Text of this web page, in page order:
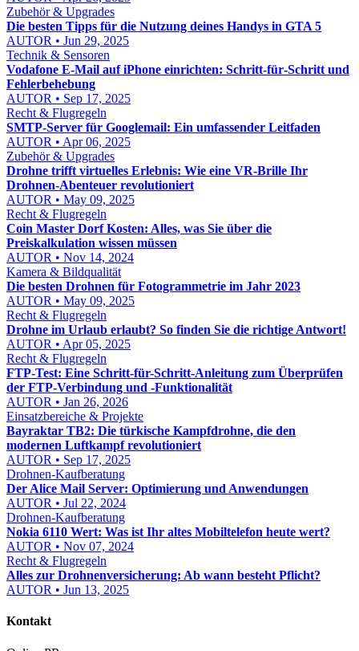
Zubehör & Upgrades
Die besten Tipps für die Nutzung deines Handys in GTA 5
AUTOR • Jun 29, 2025
Technik & Sensoren
Vodafone E‑Mail auf iPhone einrichten: Schritt‑für‑Schritt und
Fehlerbehebung
AUTOR • Sep 17, 2025
Recht & Flugregeln
SMTP-Server für Googlemail: Ein umfassender Leitfaden
AUTOR • Apr 06, 2025
Zubehör & Upgrades
Drohne trifft virtuelles Erlebnis: Wie eine VR-Brille Ihr
Drohnen-Abenteuer revolutioniert
AUTOR • May 09, 2025
Recht & Flugregeln
Coin Master Dorf Kosten: Alles, was Sie über die
Preiskalkulation wissen müssen
AUTOR • Nov 14, 2024
Kamera & Bildqualität
Die besten Drohnen für Fotogrammetrie im Jahr 2023
AUTOR • May 09, 2025
Recht & Flugregeln
Drohne im Urlaub erlaubt? So finden Sie die richtige Antwort!
AUTOR • Apr 05, 2025
Recht & Flugregeln
FTP-Test: Eine Schritt-für-Schritt-Anleitung zum Überprüfen
der FTP-Verbindung und -Funktionalität
AUTOR • Jan 26, 2026
Einsatzbereiche & Projekte
Bayraktar TB2: Die türkische Kampfdrohne, die den
modernen Luftkampf revolutioniert
AUTOR • Sep 17, 2025
Drohnen-Kaufberatung
Der Alice Mail Server: Optimierung und Anwendungen
AUTOR • Jul 22, 2024
Drohnen-Kaufberatung
Nokia 6110 Wert: Was ist Ihr altes Mobiltelefon heute wert?
AUTOR • Nov 07, 2024
Recht & Flugregeln
Alles zur Drohnenversicherung: Ab wann besteht Pflicht?
AUTOR • Jun 13, 2025
Kontakt